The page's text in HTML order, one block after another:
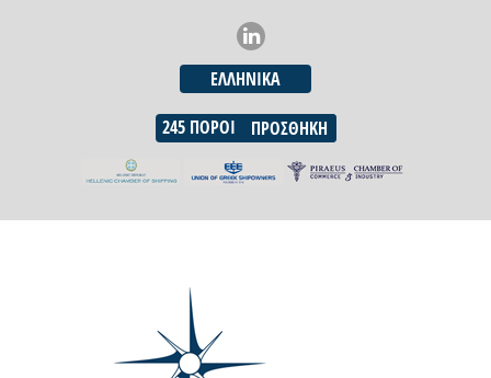
ΕΛΛΗΝΙΚΆ
245 ΠΌΡΟΙ ΠΡΟΣΘΉΚΗ